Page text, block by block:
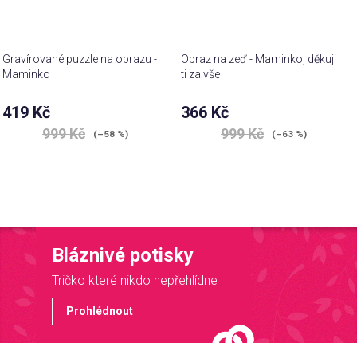
Gravírované puzzle na obrazu -
Maminko
419 Kč
999 Kč (–58 %)
Obraz na zeď - Maminko, děkuji
ti za vše
366 Kč
999 Kč (–63 %)
Bláznivé potisky
Tričko které nikdo nepřehlídne
Prohlédnout